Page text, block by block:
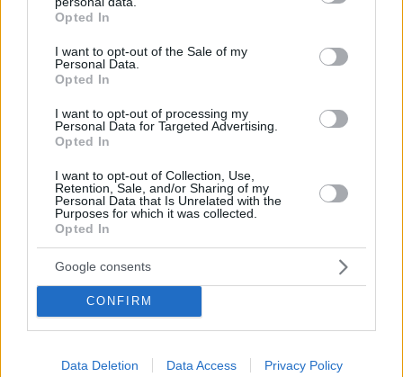
grant or deny consent to Google and its third-party tags to
use your data for below specified purposes in below Google
consent section.
Opted In
I want to opt-out of the Sale of my
Personal Data.
Opted In
I want to opt-out of processing my
Personal Data for Targeted Advertising.
Opted In
I want to opt-out of Collection, Use,
Retention, Sale, and/or Sharing of my
Personal Data that Is Unrelated with the
Purposes for which it was collected.
Opted In
Google consents
CONFIRM
Data Deletion Data Access Privacy Policy
Συνδικαλιστής ψαράς που αποχώρησε από την Ελπίδα
Καταγγέλλει μεθοδευμένη σπίλωση από μέλη του
κόμματος
Νόμιζε πως έμπαινε στην περιεμμηνόπαυση, αλλά η
απώλεια βάρους και ο πόνος ήταν ενδείξεις καρκίνου
Το τσίπουρο θέλει παρέα και αυτούς τους 9 μεζέδες
Καλύτερη η εικόνα της φωτιάς στη Μικρή Βίγλα της
Νάξου, σηκώθηκε ένα ελικόπτερο
πριν 11 λεπτά
Αυτοκίνητο: Θα έρθει τελικά η μεγαλύτερη επιδότηση
που έχει δοθεί ποτέ στην Ελλάδα;
πριν 16 λεπτά
Μαγνήσιο: Πόσο χρειαζόμαστε για να αποφύγουμε την